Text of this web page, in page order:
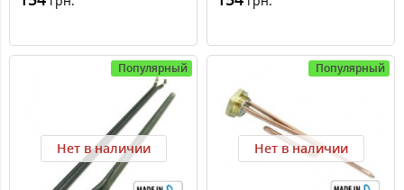
Популярный
Нет в наличии
Популярный
Нет в наличии